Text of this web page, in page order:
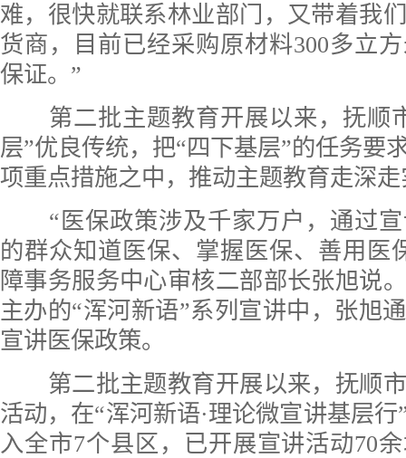
难，很快就联系林业部门，又带着我
货商，目前已经采购原材料300多立
保证。”
第二批主题教育开展以来，抚顺
层”优良传统，把“四下基层”的任务要
项重点措施之中，推动主题教育走深
“医保政策涉及千家万户，通过宣
的群众知道医保、掌握医保、善用医
障事务服务中心审核二部部长张旭说
主办的“浑河新语”系列宣讲中，张旭
宣讲医保政策。
第二批主题教育开展以来，抚顺市
活动，在“浑河新语·理论微宣讲基层
入全市7个县区，已开展宣讲活动70